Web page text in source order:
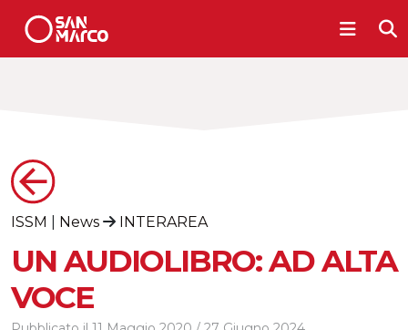
ISSM News INTERAREA
UN AUDIOLIBRO: AD ALTA
VOCE